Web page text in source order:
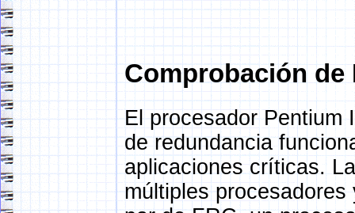
Comprobación de
El procesador Pentium
de redundancia
aplicaciones críticas.
múltiples